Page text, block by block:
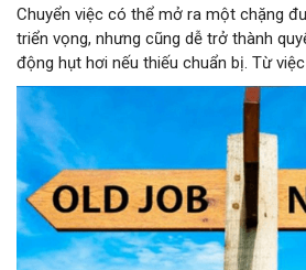
Chuyển việc có thể mở ra một chặng
triển vọng, nhưng cũng dễ trở thành
động hụt hơi nếu thiếu chuẩn bị. Từ
kế hoạch, quá coi trọng mức lương
thiếu chuyên nghiệp, mỗi lựa chọn đều
tới sự nghiệp.